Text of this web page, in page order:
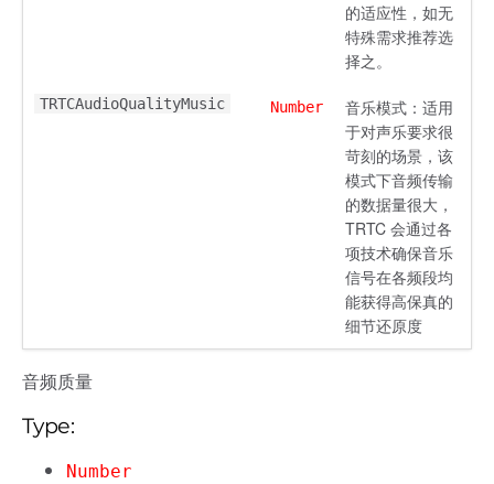
的适应性，如无
特殊需求推荐选
择之。
TRTCAudioQualityMusic Number
音乐模式：适用
于对声乐要求很
苛刻的场景，该
模式下音频传输
的数据量很大，
TRTC 会通过各
项技术确保音乐
信号在各频段均
能获得高保真的
细节还原度
音频质量
Type:
Number